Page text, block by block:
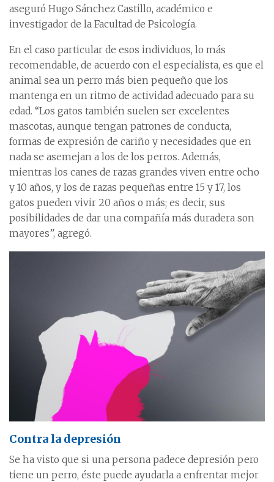
aseguró Hugo Sánchez Castillo, académico e
investigador de la Facultad de Psicología.
En el caso particular de esos individuos, lo más
recomendable, de acuerdo con el especialista, es que el
animal sea un perro más bien pequeño que los
mantenga en un ritmo de actividad adecuado para su
edad. “Los gatos también suelen ser excelentes
mascotas, aunque tengan patrones de conducta,
formas de expresión de cariño y necesidades que en
nada se asemejan a los de los perros. Además,
mientras los canes de razas grandes viven entre ocho
y 10 años, y los de razas pequeñas entre 15 y 17, los
gatos pueden vivir 20 años o más; es decir, sus
posibilidades de dar una compañía más duradera son
mayores”, agregó.
Contra la depresión
Se ha visto que si una persona padece depresión pero
tiene un perro, éste puede ayudarla a enfrentar mejor